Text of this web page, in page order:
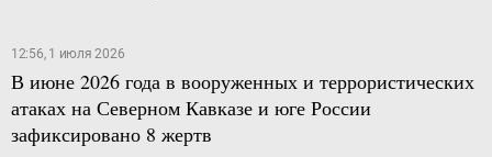
12:56, 1 июля 2026
В июне 2026 года в вооруженных и террористических
атаках на Северном Кавказе и юге России
зафиксировано 8 жертв